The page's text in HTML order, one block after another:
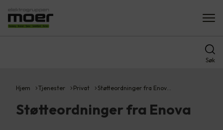
Søk
Hjem Tjenester Privat Støtteordninger fra Enov…
Støtteordninger fra Enova